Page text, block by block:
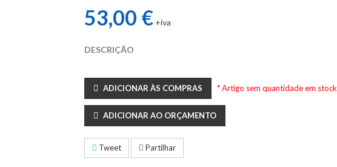
53,00 € +iva
DESCRIÇÃO
ADICIONAR ÀS COMPRAS * Artigo sem quantidade em stock
ADICIONAR AO ORÇAMENTO
Tweet Partilhar